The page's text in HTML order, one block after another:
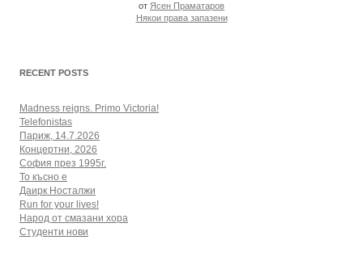
от Ясен Праматаров
Някои права запазени
RECENT POSTS
Madness reigns. Primo Victoria!
Telefonistas
Париж, 14.7.2026
Концертни, 2026
София през 1995г.
То късно е
Даирк Носталжи
Run for your lives!
Народ от смазани хора
Студенти нови